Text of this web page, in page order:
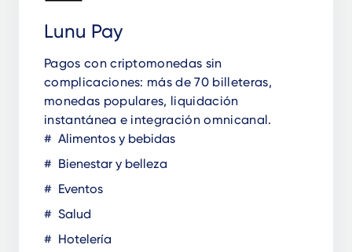
Lunu Pay
Pagos con criptomonedas sin
complicaciones: más de 70 billeteras,
monedas populares, liquidación
instantánea e integración omnicanal.
Alimentos y bebidas
Bienestar y belleza
Eventos
Salud
Hotelería